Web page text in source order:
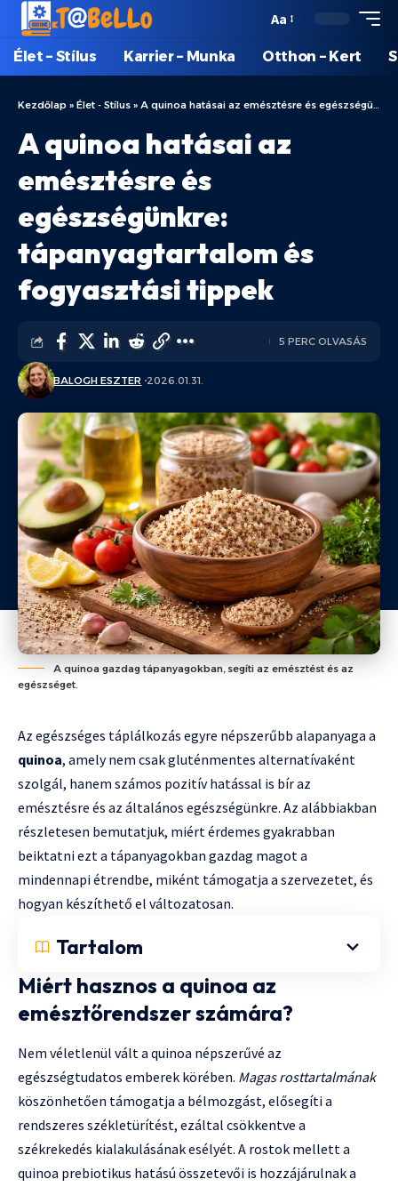
Aa
Élet – Stílus Karrier – Munka Otthon – Kert
Kezdőlap » Élet - Stílus » A quinoa hatásai az emésztésre és egészségünkre: tápanyagtartalom és fogyasztási tippek
A quinoa hatásai az
emésztésre és
egészségünkre:
tápanyagtartalom és
fogyasztási tippek
BALOGH ESZTER 2026.01.31.
5 PERC OLVASÁS
A quinoa gazdag tápanyagokban, segíti az emésztést és az
egészséget.
Az egészséges táplálkozás egyre népszerűbb alapanyaga a
quinoa, amely nem csak gluténmentes alternatívaként
szolgál, hanem számos pozitív hatással is bír az
emésztésre és az általános egészségünkre. Az alábbiakban
részletesen bemutatjuk, miért érdemes gyakrabban
beiktatni ezt a tápanyagokban gazdag magot a
mindennapi étrendbe, miként támogatja a szervezetet, és
hogyan készíthető el változatosan.
Tartalom
Miért hasznos a quinoa az
emésztőrendszer számára?
Nem véletlenül vált a quinoa népszerűvé az
egészségtudatos emberek körében. Magas rosttartalmának
köszönhetően támogatja a bélmozgást, elősegíti a
rendszeres székletürítést, ezáltal csökkentve a
székrekedés kialakulásának esélyét. A rostok mellett a
quinoa prebiotikus hatású összetevői is hozzájárulnak a